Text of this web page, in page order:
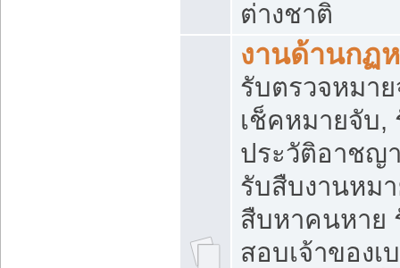
ต่างชาติ
งานด้านกฏ
รับตรวจหมา
เช็คหมายจับ,
ประวัติอาชญ
รับสืบงานหม
สืบหาคนหาย
สอบเจ้าของเ